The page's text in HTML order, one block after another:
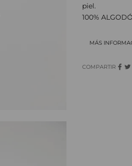
piel.
100%
MÁS
COMPARTIR